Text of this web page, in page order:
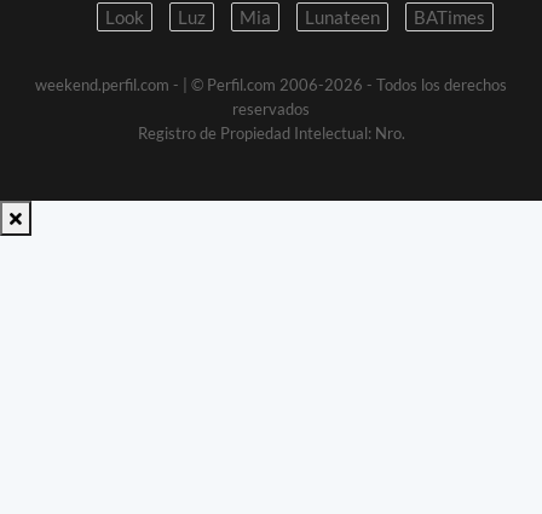
Look
Luz Mia Lunateen BATimes
weekend.perfil.com -
| © Perfil.com 2006-2026 - Todos los derechos
reservados
Registro de Propiedad Intelectual: Nro.